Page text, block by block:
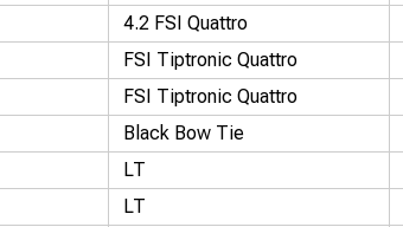
4.2 FSI Quattro
FSI Tiptronic Quattro
FSI Tiptronic Quattro
Black Bow Tie
LT
LT